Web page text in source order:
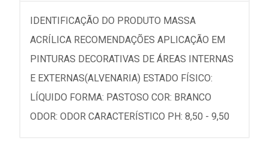
IDENTIFICAÇÃO DO PRODUTO MASSA
ACRÍLICA RECOMENDAÇÕES APLICAÇÃO EM
PINTURAS DECORATIVAS DE ÁREAS INTERNAS
E EXTERNAS(ALVENARIA) ESTADO FÍSICO:
LÍQUIDO FORMA: PASTOSO COR: BRANCO
ODOR: ODOR CARACTERÍSTICO PH: 8,50 - 9,50